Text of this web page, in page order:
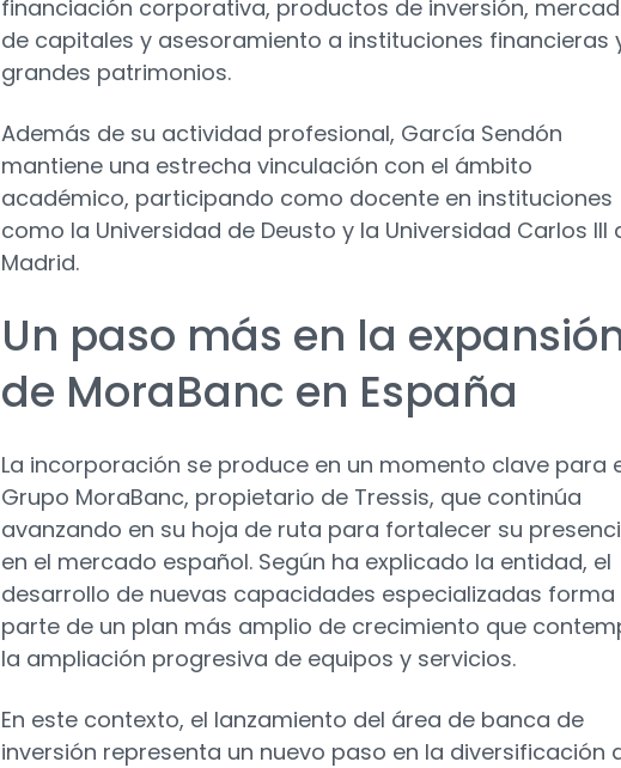
financiación corporativa, productos de inversión,
de capitales y asesoramiento a instituciones financieras
grandes patrimonios.
Además de su actividad profesional, García Sendón
mantiene una estrecha vinculación con el ámbito
académico, participando como docente en instituciones
como la Universidad de Deusto y la Universidad Carlos III
Madrid.
Un paso más en la
de MoraBanc en España
La incorporación se produce en un momento clave para
Grupo MoraBanc, propietario de Tressis, que continúa
avanzando en su hoja de ruta para fortalecer su
en el mercado español. Según ha explicado la entidad, el
desarrollo de nuevas capacidades especializadas forma
parte de un plan más amplio de crecimiento que
la ampliación progresiva de equipos y servicios.
En este contexto, el lanzamiento del área de banca de
inversión representa un nuevo paso en la diversificación